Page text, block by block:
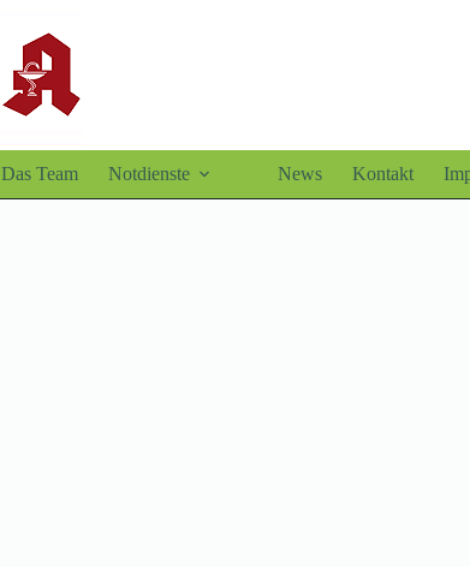
Das Team Notdienste News Kontakt